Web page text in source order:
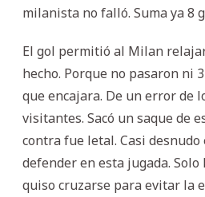
milanista no falló. Suma ya 8
El gol permitió al Milan
hecho. Porque no pasaron ni
que encajara. De un error de
visitantes. Sacó un saque de
contra fue letal. Casi
defender en esta jugada. Solo
quiso cruzarse para evitar la